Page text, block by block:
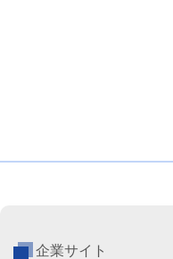
企業サイト